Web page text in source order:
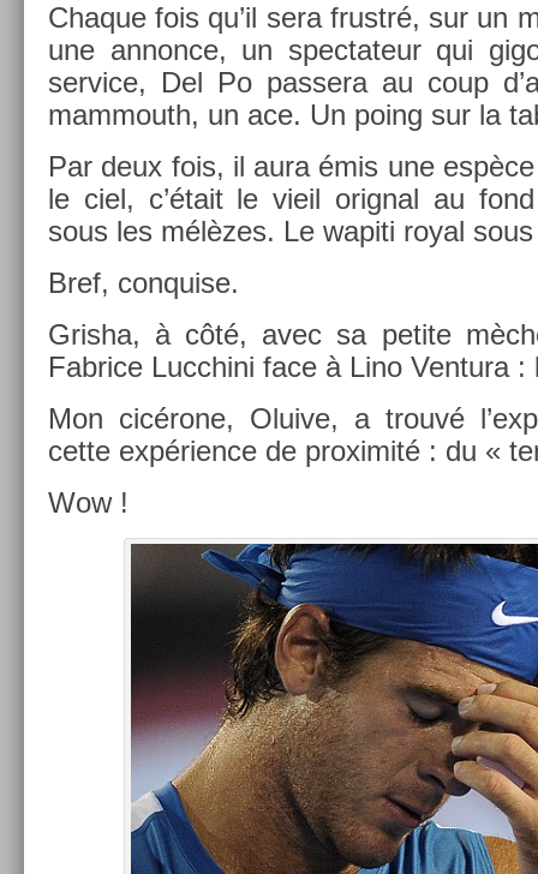
Chaque fois qu’il sera frustré, sur un
une an­non­ce, un spec­tateur qui
ser­vice, Del Po pas­sera au coup
mam­mouth, un ace. Un poing sur la
Par deux fois, il aura émis une
le ciel, c’était le vieil orign­al au
sous les mélèzes. Le wapiti royal
Bref, con­qu­ise.
Gris­ha, à côté, avec sa petite
Fab­rice Lucchini face à Lino Ven­tura :
Mon cicérone, Oluive, a trouvé
cette ex­péri­ence de pro­ximité : du «
Wow !